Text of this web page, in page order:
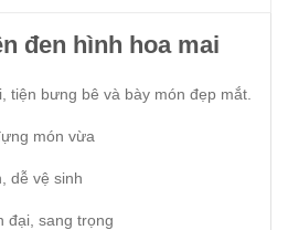
đen hình hoa mai
tiện bưng bê và bày món đẹp mắt.
món vừa
dễ vệ sinh
sang trọng